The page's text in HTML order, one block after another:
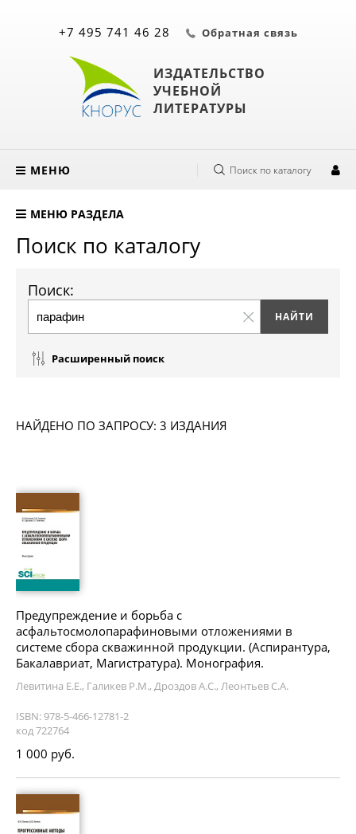
ИЗДАТЕЛЬСТВО
УЧЕБНОЙ
ЛИТЕРАТУРЫ
+7 495 741 46 28 Обратная связь
МЕНЮ Поиск по каталогу
МЕНЮ РАЗДЕЛА
Поиск по каталогу
Поиск:
Расширенный поиск
НАЙДЕНО ПО ЗАПРОСУ: 3 ИЗДАНИЯ
Предупреждение и борьба с
асфальтосмолопарафиновыми отложениями в
системе сбора скважинной продукции. (Аспирантура,
Бакалавриат, Магистратура). Монография.
Левитина Е.Е., Галикев Р.М., Дроздов А.С., Леонтьев С.А.
ISBN: 978-5-466-12781-2
код 722764
1 000 руб.